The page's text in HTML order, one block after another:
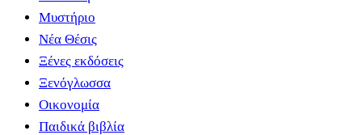
Μυστήριο
Νέα Θέσις
Ξένες εκδόσεις
Ξενόγλωσσα
Οικονομία
Παιδικά βιβλία